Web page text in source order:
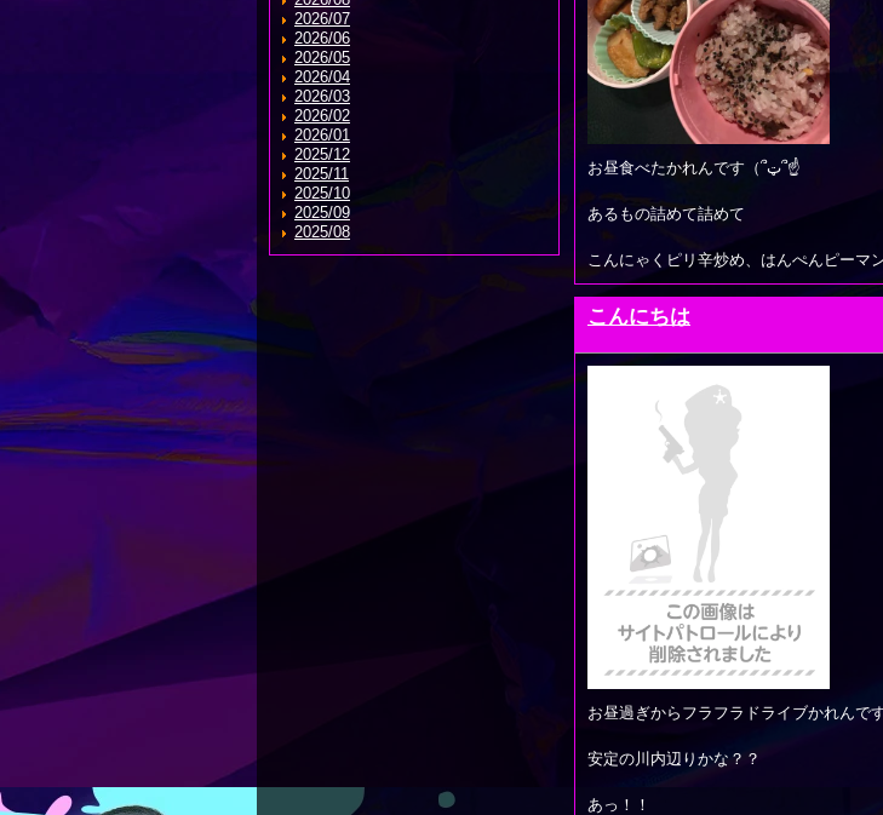
2026/07
2026/06
2026/05
2026/04
2026/03
2026/02
2026/01
2025/12
2025/11
2025/10
2025/09
2025/08
お昼食べたかれんです（՞ټ՞☝
あるもの詰めて詰めて
こんにゃくピリ辛炒め、はんぺんピーマ
こんにちは
お昼過ぎからフラフラドライブかれんで
安定の川内辺りかな？？
あっ！！